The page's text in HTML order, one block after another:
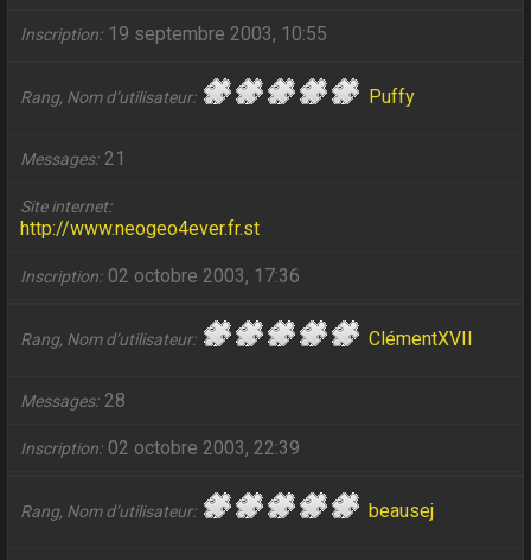
Inscription 19 septembre 2003, 10:55
Rang, Nom d’utilisateur Puffy
Messages 21
Site internet
http://www.neogeo4ever.fr.st
Inscription 02 octobre 2003, 17:36
Rang, Nom d’utilisateur ClémentXVII
Messages 28
Inscription 02 octobre 2003, 22:39
Rang, Nom d’utilisateur beausej